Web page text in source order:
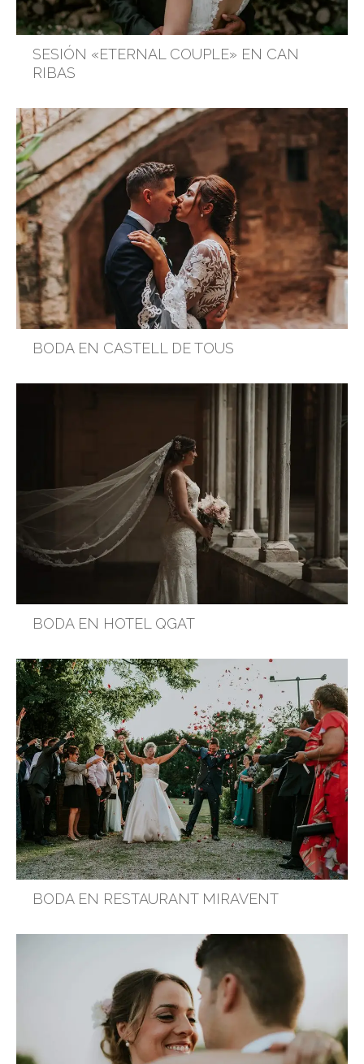
SESIÓN «ETERNAL COUPLE» EN CAN
RIBAS
BODA EN CASTELL DE TOUS
BODA EN HOTEL QGAT
BODA EN RESTAURANT MIRAVENT